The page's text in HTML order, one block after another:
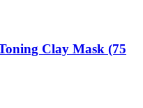
Clay Mask (75